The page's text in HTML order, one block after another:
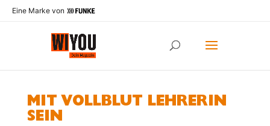
Eine Marke von
MIT VOLLBLUT LEHRERIN
SEIN